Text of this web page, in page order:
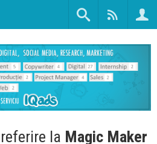
la Magic Maker